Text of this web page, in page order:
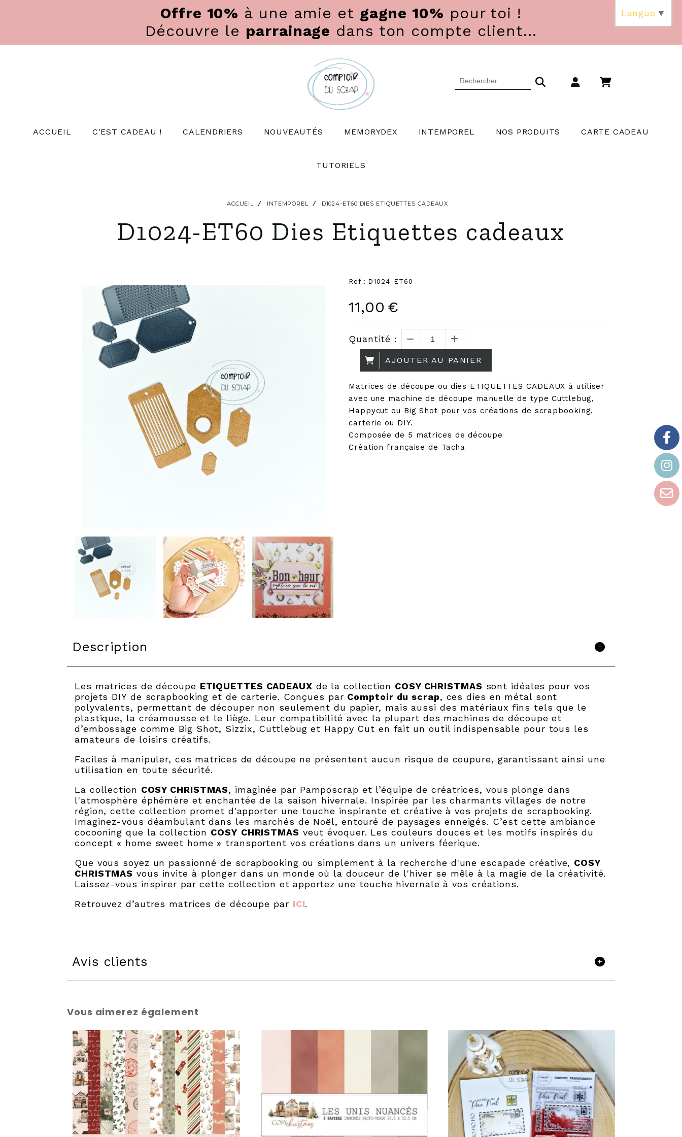
Offre 10% à une amie et gagne 10% pour toi !
Découvre le parrainage dans ton compte client...
ACCUEIL C'EST CADEAU ! CALENDRIERS NOUVEAUTÉS MEMORYDEX INTEMPOREL NOS PRODUITS CARTE CADEAU
TUTORIELS
ACCUEIL INTEMPOREL D1024-ET60 DIES ETIQUETTES CADEAUX
D1024-ET60 Dies Etiquettes cadeaux
Ref : D1024-ET60
11,00 €
Quantité :
AJOUTER AU PANIER
Matrices de découpe ou dies ETIQUETTES CADEAUX à utiliser
avec une machine de découpe manuelle de type Cuttlebug,
Happycut ou Big Shot pour vos créations de scrapbooking,
carterie ou DIY.
Composée de 5 matrices de découpe
Création française de Tacha
Description
Les matrices de découpe ETIQUETTES CADEAUX de la collection COSY CHRISTMAS sont idéales pour vos
projets DIY de scrapbooking et de carterie. Conçues par Comptoir du scrap, ces dies en métal sont
polyvalents, permettant de découper non seulement du papier, mais aussi des matériaux fins tels que le
plastique, la créamousse et le liège. Leur compatibilité avec la plupart des machines de découpe et
d’embossage comme Big Shot, Sizzix, Cuttlebug et Happy Cut en fait un outil indispensable pour tous les
amateurs de loisirs créatifs.
Faciles à manipuler, ces matrices de découpe ne présentent aucun risque de coupure, garantissant ainsi une
utilisation en toute sécurité.
La collection COSY CHRISTMAS, imaginée par Pamposcrap et l’équipe de créatrices, vous plonge dans
l'atmosphère éphémère et enchantée de la saison hivernale. Inspirée par les charmants villages de notre
région, cette collection promet d'apporter une touche inspirante et créative à vos projets de scrapbooking.
Imaginez-vous déambulant dans les marchés de Noël, entouré de paysages enneigés. C’est cette ambiance
cocooning que la collection COSY CHRISTMAS veut évoquer. Les couleurs douces et les motifs inspirés du
concept « home sweet home » transportent vos créations dans un univers féerique.
Que vous soyez un passionné de scrapbooking ou simplement à la recherche d'une escapade créative, COSY
CHRISTMAS vous invite à plonger dans un monde où la douceur de l'hiver se mêle à la magie de la créativité.
Laissez-vous inspirer par cette collection et apportez une touche hivernale à vos créations.
Retrouvez d’autres matrices de découpe par ICI.
Avis clients
Vous aimerez également
Langue ▼